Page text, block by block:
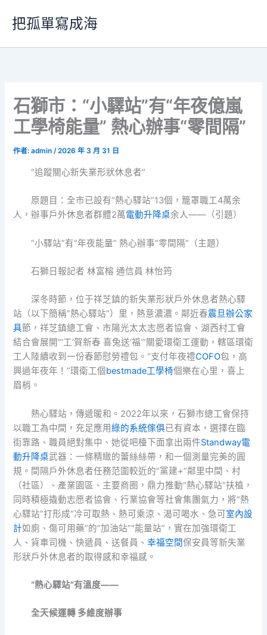
要
把孤單寫成海
石獅市：“小驛站”有“年夜億嵐
工學椅能量” 熱心辦事“零間隔”
作者:admin/2026 年 3 月 31 日
“追蹤關心新失業形狀休息者”
原題目：全市已設有“熱心驛站”13個，籠罩職工4萬余
人，辦事戶外休息者群體2萬電動升降桌余人——（引題）
“小驛站”有“年夜能量” 熱心辦事“零間隔”（主題）
石獅日報記者 林富榕 通信員 林怡筠
深冬時節，位于祥芝鎮的新失業形狀戶外休息者熱心驛
站（以下簡稱“熱心驛站”）里，熱意濃濃。鄰近春震旦辦公家
具節，祥芝鎮總工會、市陽光太太志愿者協會、湖西村工會
結合會展開“‘工’賀新春 喜兔送‘福’”關愛環衛工運動，轄區環衛
工人陸續收到一份春節慰勞禮包。“支付年夜禮COFO包，高
興過年夜年！”環衛工個bestmade工學椅個樂在心里，喜上
眉梢。
熱心驛站，傳遞暖和。2022年以來，石獅市總工會保持
以職工為中間，充足應用綠的系統傢俱已有資本，選擇在臨
街靠路、職員絕對集中、她從吧檯下面拿出兩件Standway電
動升降桌武器：一條精緻的蕾絲絲帶，和一個測量完美的圓
規。間隔戶外休息者任務范圍較近的“黨建+”鄰里中間、村
（社區）、產業園區、主要商圈，鼎力推動“熱心驛站”扶植，
同時積極撬動志愿者協會、行業協會等社會集團氣力，將“熱
心驛站”打形成“冷可取熱、熱可乘涼、渴可喝水、急可室內設
計如廁、傷可用藥”的“加油站”“能量站”，實在加強環衛工
人、貨車司機、快遞員、送餐員、幸福空間保安員等新失業
形狀戶外休息者的取得感和幸福感。
“熱心驛站”有溫度——
全天候運轉 多維度辦事